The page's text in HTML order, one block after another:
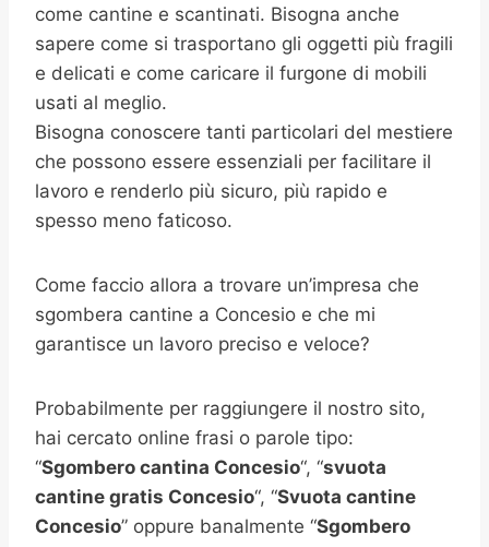
come cantine e scantinati. Bisogna anche
sapere come si trasportano gli oggetti più fragili
e delicati e come caricare il furgone di mobili
usati al meglio.
Bisogna conoscere tanti particolari del mestiere
che possono essere essenziali per facilitare il
lavoro e renderlo più sicuro, più rapido e
spesso meno faticoso.
Come faccio allora a trovare un’impresa che
sgombera cantine a Concesio e che mi
garantisce un lavoro preciso e veloce?
Probabilmente per raggiungere il nostro sito,
hai cercato online frasi o parole tipo:
“Sgombero cantina Concesio“, “svuota
cantine gratis Concesio“, “Svuota cantine
Concesio” oppure banalmente “Sgombero